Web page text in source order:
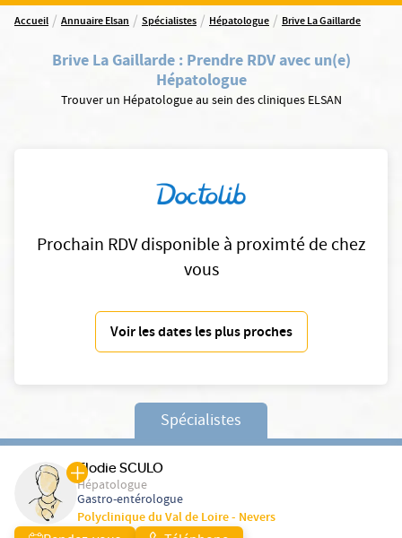
Accueil / Annuaire Elsan / Spécialistes / Hépatologue / Brive La Gaillarde
Brive La Gaillarde: Prendre RDV avec un(e)
Hépatologue
Trouver un Hépatologue au sein des cliniques ELSAN
Prochain RDV disponible à proximté de chez
vous
Voir les dates les plus proches
Spécialistes
Elodie SCULO
Hépatologue
Gastro-entérologue
Polyclinique du Val de Loire - Nevers